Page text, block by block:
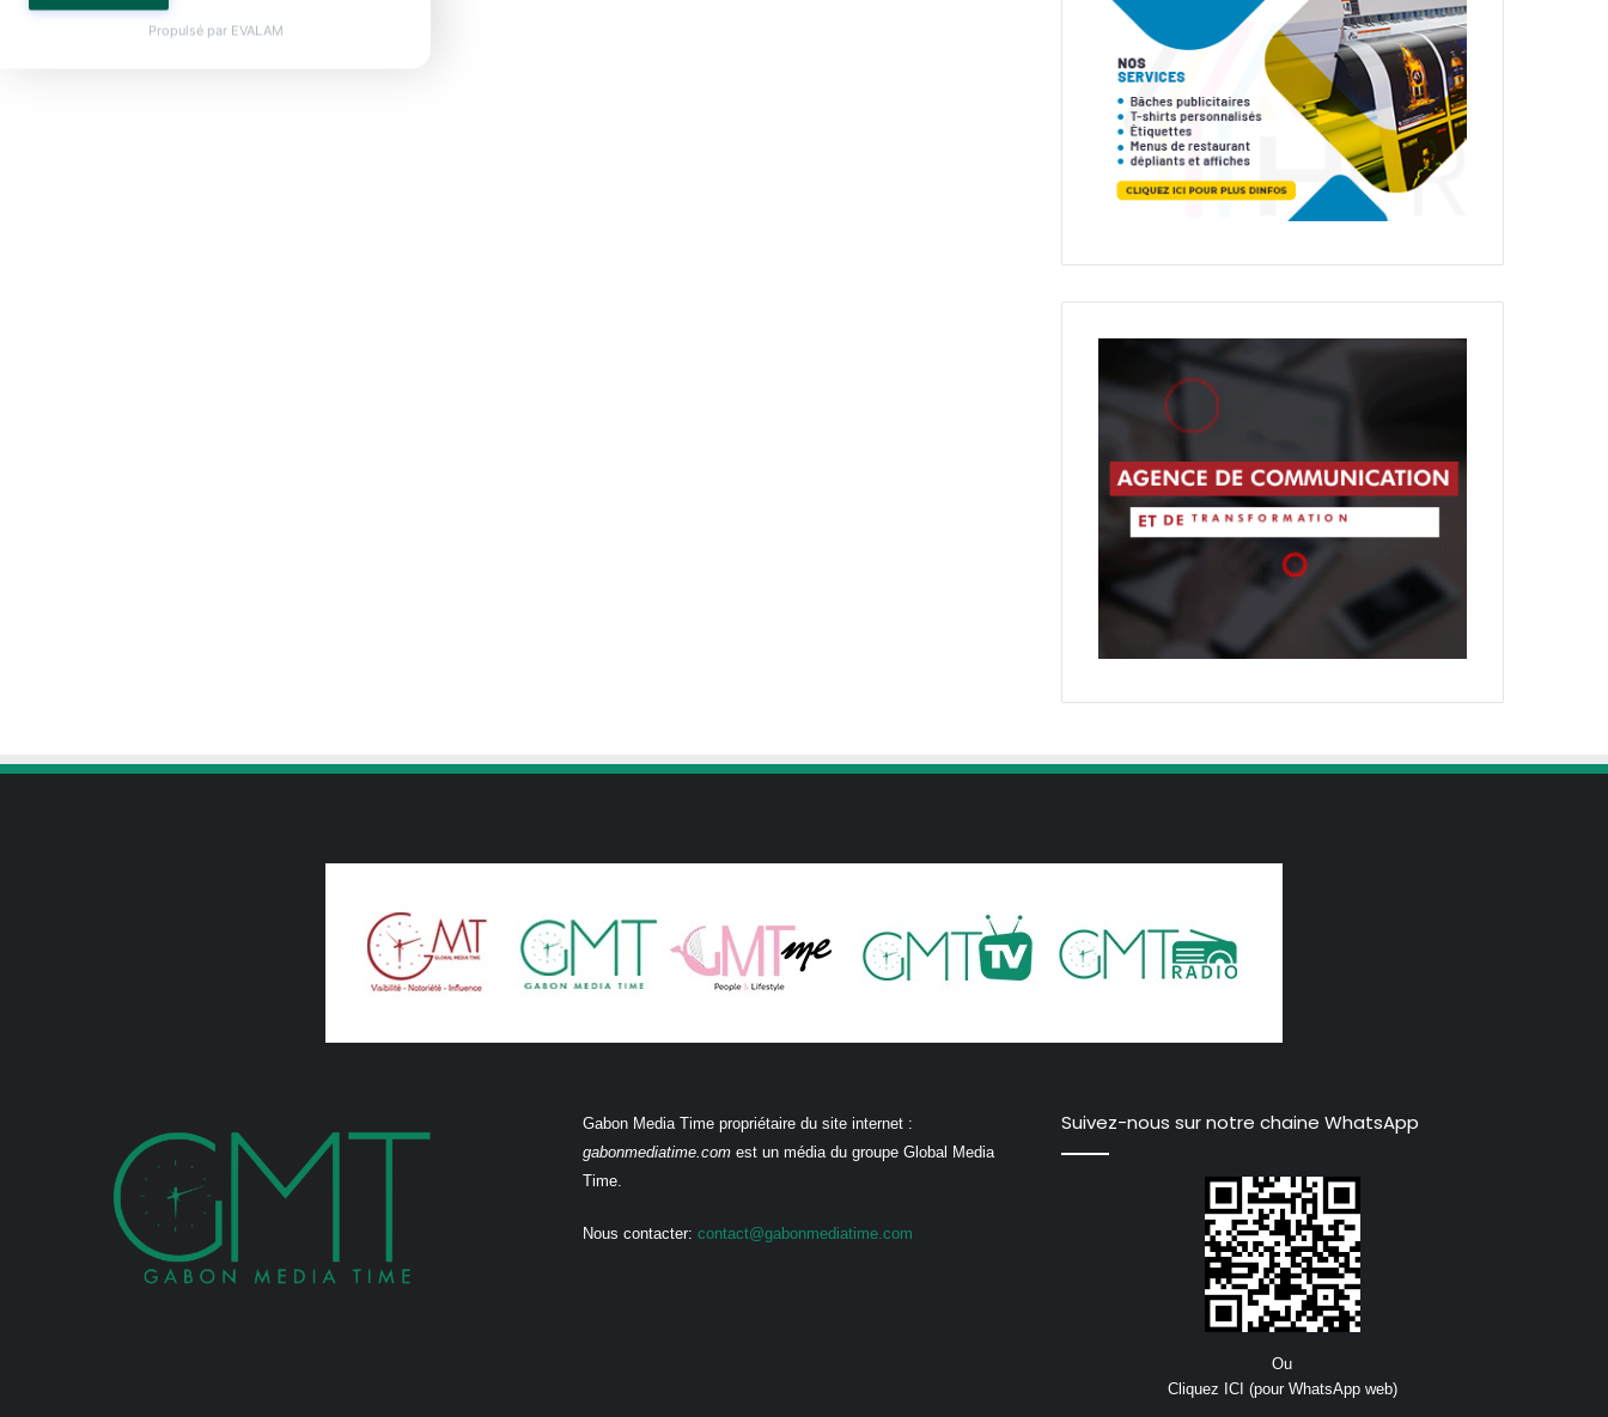
Gabon Media Time propriétaire du site internet :
gabonmediatime.comest un média du groupe Global Media
Time.
Nous contacter: contact@gabonmediatime.com
Suivez-nous sur notre chaine WhatsApp
Ou
Cliquez ICI (pour WhatsApp web)
Propulsé par EVALAM